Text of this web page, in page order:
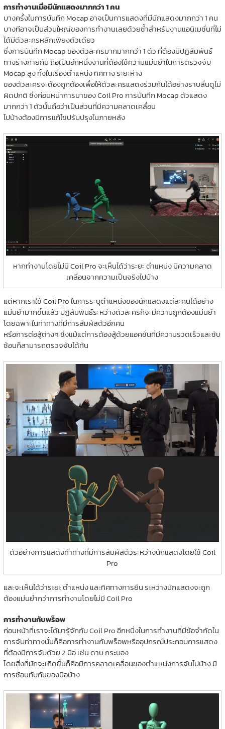
การทำงานเมื่อมีนักแสดงมากกว่า 1 คน
บางครั้งในการบันทึก Mocap อาจเป็นการแสดงที่มีนักแสดงมากกว่า 1 คน
บางทีอาจเป็นส่วนใหญ่ของการทำงานเลยด้วยซ้ำสำหรับงานแอนิเมชั่นที่ไม่
ได้มีตัวละครหลักเพียงตัวเดียว
ซึ่งการบันทึก Mocap ของตัวละครมากมากกว่า 1 ตัว ที่ต้องมีปฏิสัมพันธ์
ทางร่างกายกัน ถือเป็นอีกหนึ่งงานที่ต้องใช้ความแม่นยำในการตรวจจับ
Mocap สูง ทั้งในเรื่องตำแหน่ง ทิศทาง ระยะห่าง
ของตัวละครจะต้องถูกต้องเพื่อให้ตัวละครแสดงร่วมกันได้อย่างราบลื่นดูไม่
ผิดปกติ ซึ่งก่อนหน่าการมาของ Coil Pro การบันทึก Mocap ตัวแสดง
มากกว่า 1 ตัวนั้นถือว่าเป็นส่วนที่มีความคลาดเคลื่อน
ไปบ้างต้องมีการแก้ไขปรับปรุงในภายหลัง
หากทำงานโดยไม่มี Coil Pro จะเห็นได้ว่าระยะ ตำแหน่ง มีความคลาด
เคลื่อนจากความเป็นจริงไปบ้าง
แต่หากเราใช้ Coil Pro ในการระบุตำแหน่งของนักแสดงแต่ละคนได้อย่าง
แม่นยำมากขึ้นแล้ว ปฏิสัมพันธ์ระหว่างตัวละครก็จะมีความถูกต้องแม่นยำ
โดยฉพาะในท่าทางที่มีการสัมผัสตัวอีกคน
หรือการต่อสู้ต่างๆ ซึ่งแม้แต่การต้องสู้ด้วยแอคชั่นที่มีความรวดเร็วและซับ
ซ้อนก็สามารถตรวจจับได้ทัน
ตัวอย่างการแสดงท่าทางที่มีการสัมผัสตัวระหว่างนักแสดงโดยใช้ Coil
Pro
และจะเห็นได้ว่าระยะ ตำแหน่ง และทิศทางการยืน ระหว่างนักแสดงจะถูก
ต้องแม่นยำกว่าการทำงานโดยไม่มี Coil Pro
การทำงานกับพร็อพ
ก่อนหน้าที่เราจะได้มารู้จักกับ Coil Pro อีกหนึ่งในการทำงานที่มีข้อจำกัดใน
การจับท่าทางนั่นก็คือการทำงานกับพร็อพหรืออุปกรณ์ประกอบการแสดง
ที่ต้องมีการจับด้วย 2 มือ เช่น ดาบ กระบอง
โดยสิ่งที่มักจะเกิดขึ้นก็คือมีการคลาดเคลื่อนของตำแหน่งการจับไปบ้าง มี
การซ้อนทับกันของมือบ้าง